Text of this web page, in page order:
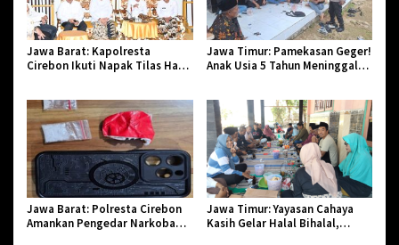
Jawa Barat: Kapolresta
Cirebon Ikuti Napak Tilas Hari
Jawa Timur: Pamekasan Geger!
Anak Usia 5 Tahun Meninggal
Jawa Barat: Polresta Cirebon
Amankan Pengedar Narkoba
Jawa Timur: Yayasan Cahaya
Kasih Gelar Halal Bihalal,